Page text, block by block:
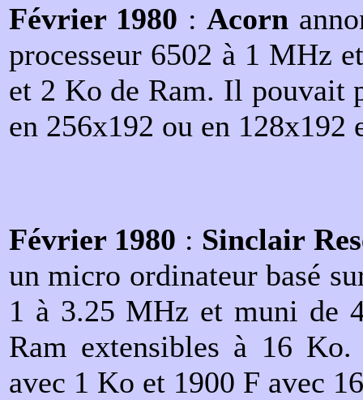
Février 1980 :Acorn
processeur 6502 à 1 MHz
et 2 Ko de Ram. Il pouvait
en 256x192 ou en
Février 1980 : Sinclair
un micro ordinateur basé
1 à 3.25 MHz et muni de
Ram extensibles à 16
avec 1 Ko et 1900 F avec